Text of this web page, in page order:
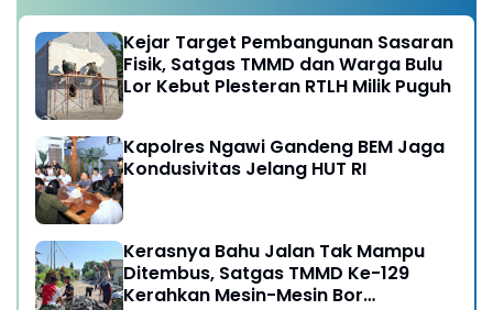
Kejar Target Pembangunan Sasaran
Fisik, Satgas TMMD dan Warga Bulu
Lor Kebut Plesteran RTLH Milik Puguh
Kapolres Ngawi Gandeng BEM Jaga
Kondusivitas Jelang HUT RI
Kerasnya Bahu Jalan Tak Mampu
Ditembus, Satgas TMMD Ke-129
Kerahkan Mesin-Mesin Bor